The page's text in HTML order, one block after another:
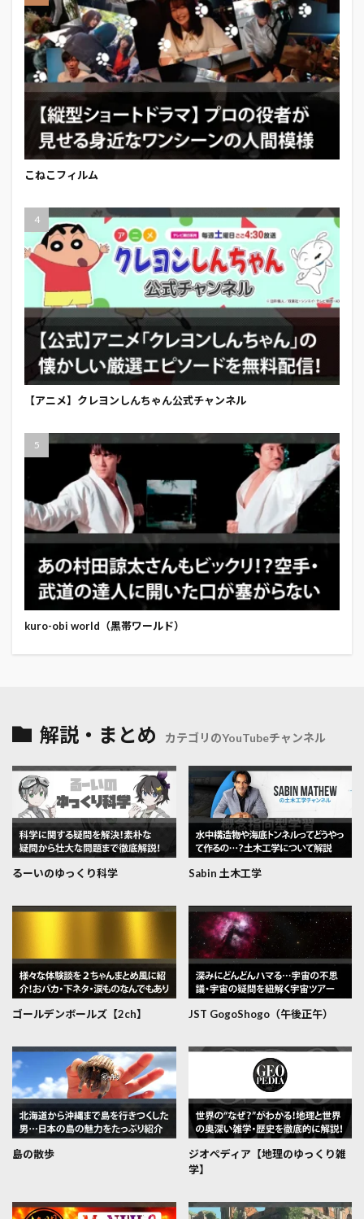
こねこフィルム
【アニメ】クレヨンしんちゃん公式チャンネル
kuro-obi world（黒帯ワールド）
解説・まとめ カテゴリのYouTubeチャンネル
るーいのゆっくり科学 Sabin 土木工学
ゴールデンボールズ【2ch】 JST GogoShogo（午後正午）
島の散歩
ジオぺディア【地理のゆっくり雑
学】